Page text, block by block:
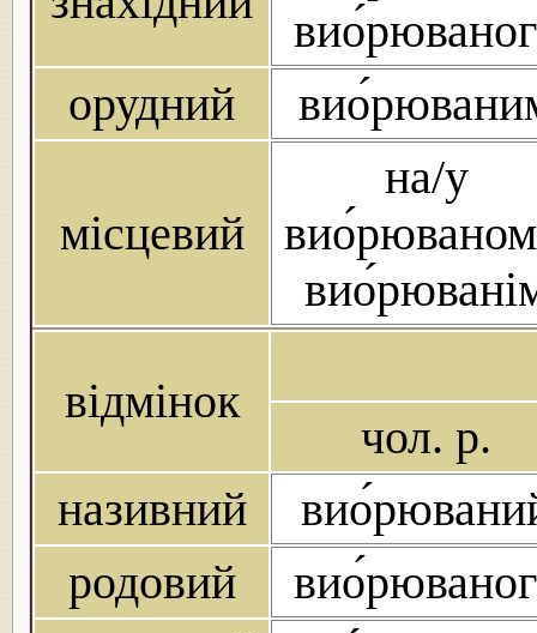
орудний
місцевий
на/у
відмінок
чол. р.
називний
родовий